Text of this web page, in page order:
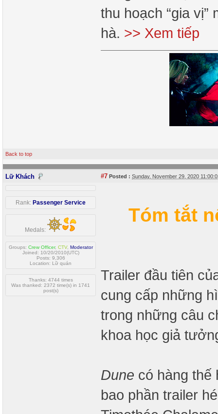
thu hoạch “gia
hà. >> Xem tiếp
Back to top
Lữ Khách #7 Posted : Sunday, November 29, 2020
Rank: Passenger Service
Medals:
Groups: Crew Officer, CTV, Moderator
Joined: 10/20/2010(UTC)
Posts: 9,306
Location: Lữ quán
Thanks: 4744 times
Was thanked: 2372 time(s) in 1741
post(s)
Tóm tắt
Trailer đầu tiên
cung cấp những
trong những câu
khoa học giả
Dune có hàng thế
bao phần trailer